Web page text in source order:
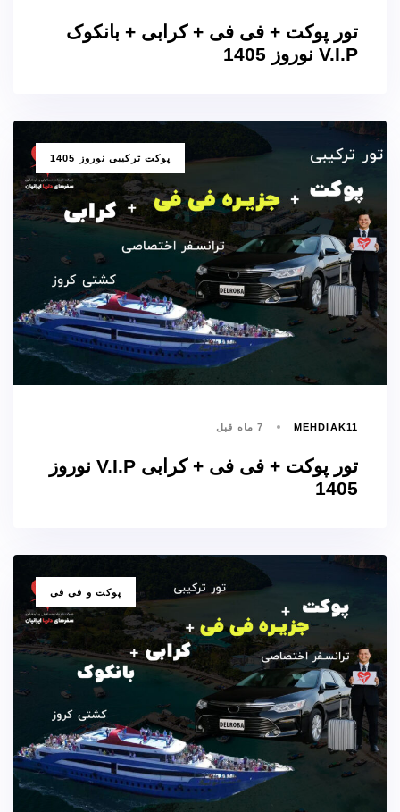
تور پوکت + فی فی + کرابی + بانکوک
V.I.P نوروز 1405
برچسب
ها
پوکت ترکیبی نوروز 1405
MEHDIAK11 7 ماه قبل
تور پوکت + فی فی + کرابی V.I.P نوروز
1405
برچسب
ها
پوکت و فی فی